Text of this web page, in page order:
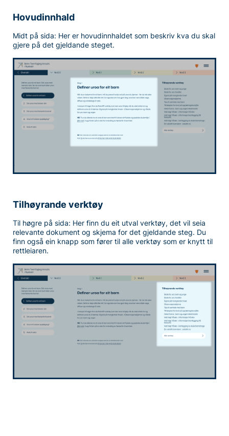
Hovudinnhald
Midt på sida: Her er hovudinnhaldet som beskriv kva du skal
gjere på det gjeldande steget.
Tilhøyrande verktøy
Til høgre på sida: Her finn du eit utval verktøy, det vil seia
relevante dokument og skjema for det gjeldande steg. Du
finn også ein knapp som fører til alle verktøy som er knytt til
rettleiaren.